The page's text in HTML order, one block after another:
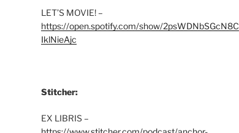
LET’S MOVIE! –
https://open.spotify.com/show/2psWDNbSGcN8C
IklNieAjc
Stitcher:
EX LIBRIS –